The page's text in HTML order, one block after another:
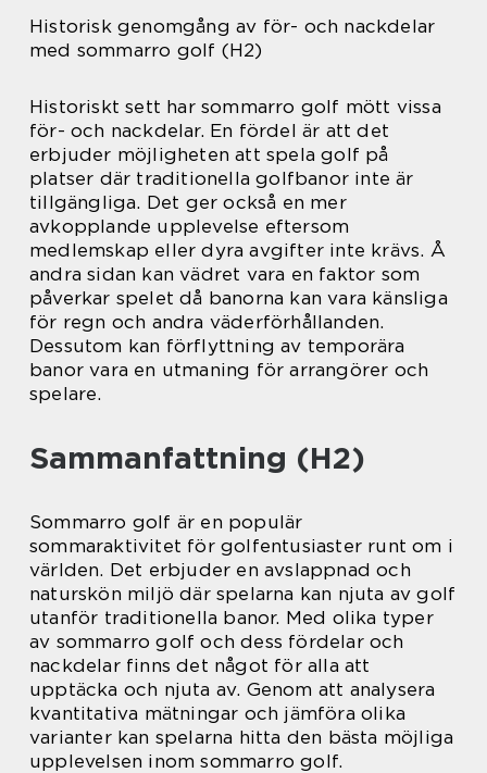
Historisk genomgång av för- och nackdelar
med sommarro golf (H2)
Historiskt sett har sommarro golf mött vissa
för- och nackdelar. En fördel är att det
erbjuder möjligheten att spela golf på
platser där traditionella golfbanor inte är
tillgängliga. Det ger också en mer
avkopplande upplevelse eftersom
medlemskap eller dyra avgifter inte krävs. Å
andra sidan kan vädret vara en faktor som
påverkar spelet då banorna kan vara känsliga
för regn och andra väderförhållanden.
Dessutom kan förflyttning av temporära
banor vara en utmaning för arrangörer och
spelare.
Sammanfattning (H2)
Sommarro golf är en populär
sommaraktivitet för golfentusiaster runt om i
världen. Det erbjuder en avslappnad och
naturskön miljö där spelarna kan njuta av golf
utanför traditionella banor. Med olika typer
av sommarro golf och dess fördelar och
nackdelar finns det något för alla att
upptäcka och njuta av. Genom att analysera
kvantitativa mätningar och jämföra olika
varianter kan spelarna hitta den bästa möjliga
upplevelsen inom sommarro golf.